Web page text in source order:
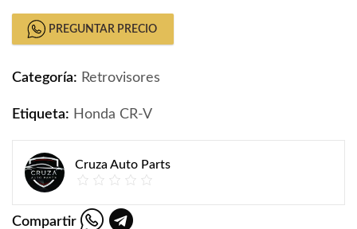
PREGUNTAR PRECIO
Categoría: Retrovisores
Etiqueta: Honda CR-V
Cruza Auto Parts
Compartir